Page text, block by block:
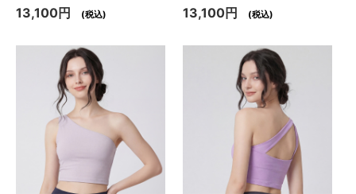
13,100円 (税込) 13,100円 (税込)